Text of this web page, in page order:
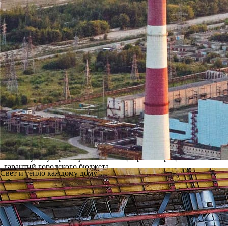
Свет и тепло каждому дому
На Ново-Рязанской ТЭЦ продолжаются ремонтные работы по
города Рязани, в декабре прошлого года пополнилось новой
котлов и турбин в исправном техническом состоянии для
Однако, существует проблема увеличения задолженности
дефицита денежных средств. На 28 августа задолженность
июль) свидетельствует о фактическом отказе муниципального
население города горячей водой, а также оплачивать
фактически кредитовать МУП «РМПТС». Но бесконечно долго
Станция близка к тому моменту, когда может наступить
«РМПТС» за счет собственных или заемных средств,
сезону.
Налицо все признаки надвигающегося кризиса неплатежей,
Причем, кризис 2010 года, в котором задолженность МУП
теплофикационного оборудования и последующему
отставку, а губернатором был инициирован процесс
гарантий городского бюджета.
Необходимо отметить, что энергетики не хотят повторения
плательщиками за тепло и горячую воду. Возникают
до производителя- Ново-Рязанской ТЭЦ? Почему
расходования средств, которые предназначены для закупки
полученных от потребителей денежных средств между